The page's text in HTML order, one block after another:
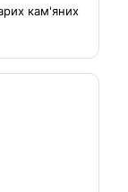
кам'яних